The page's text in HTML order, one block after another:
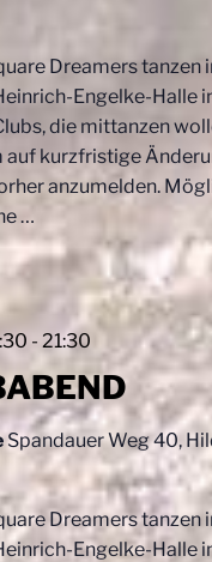
Dreamers
Engelke-Halle
die mittanzen
kurzfristige
anzumelden.
…
- 21:30
Spandauer Weg 40,
Dreamers
Engelke-Halle